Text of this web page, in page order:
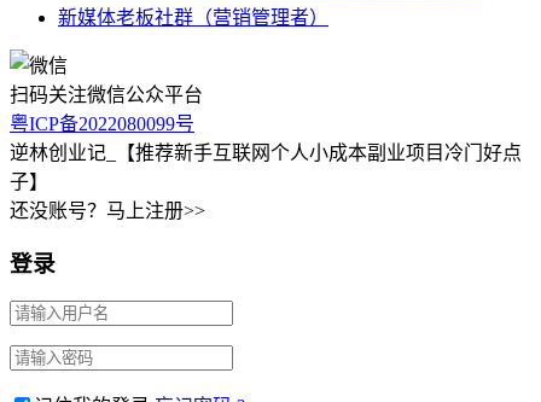
新媒体老板社群（营销管理者）
扫码关注微信公众平台
粤ICP备2022080099号
逆林创业记_【推荐新手互联网个人小成本副业项目冷门好点
子】
还没账号？马上注册>>
登录